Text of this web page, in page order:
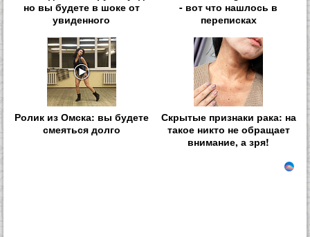
но вы будете в шоке от
увиденного
- вот что нашлось в
переписках
Ролик из Омска: вы будете
смеяться долго
Скрытые признаки рака: на
такое никто не обращает
внимание, а зря!